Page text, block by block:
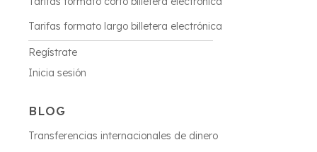
Tarifas formato largo billetera electrónica
Regístrate
Inicia sesión
BLOG
Transferencias internacionales de dinero